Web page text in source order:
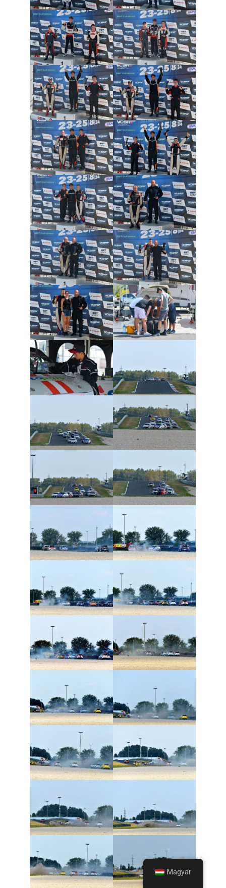
Magyar